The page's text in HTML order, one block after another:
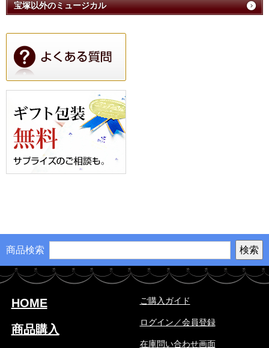
宝塚以外のミュージカル
商品検索
HOME
商品購入
ご購入ガイド
ログイン／会員登録
在庫問い合わせ画面